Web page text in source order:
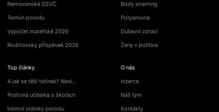
Nemocenská OSVČ
Termín porodu
Výpočet mateřské 2026
Rodičovský příspěvek 2026
Top články
A jak se těší tatínek? Není…
Protivná učitelka o školách
Intimní snímky porodu
Body shaming
Polyamorie
Duševní zdraví
Ženy v politice
O nás
Inzerce
Náš tým
Kontakty